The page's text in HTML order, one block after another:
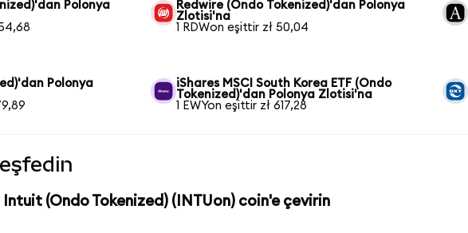
Polonya
Redwire (Ondo Tokenized)'dan Polonya
Zlotisi'na
1 RDWon eşittir zł 50,04
Polonya
iShares MSCI South Korea ETF (Ondo
Tokenized)'dan Polonya Zlotisi'na
1 EWYon eşittir zł 617,28
(Ondo Tokenized) (INTUon) coin'e çevirin